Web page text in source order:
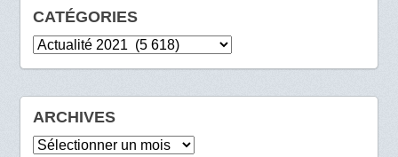
CATÉGORIES
Catégories
ARCHIVES
Archives